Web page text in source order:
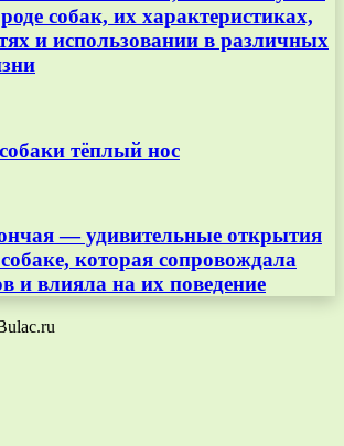
собак, их характеристиках,
и использовании в различных
тёплый нос
— удивительные открытия
которая сопровождала
и влияла на их поведение